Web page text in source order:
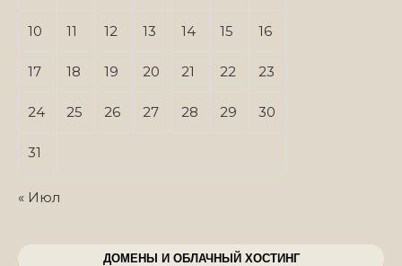
10 11 12 13 14 15 16
17 18 19 20 21 22 23
24 25 26 27 28 29 30
31
« Июл
ДОМЕНЫ И ОБЛАЧНЫЙ ХОСТИНГ